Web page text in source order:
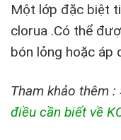
Một lớp đặc biệt
clorua .Có thể
bón lỏng hoặc áp
Tham khảo thêm :
điều cần biết về